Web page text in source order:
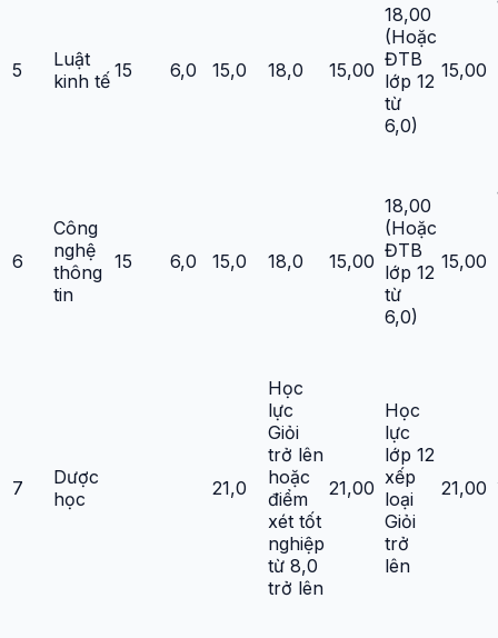
5
Luật
kinh tế 15 6,0 15,0 18,0 15,00
18,00
(Hoặc
ĐTB
lớp 12
từ
6,0)
15,00
6
Công
nghệ
thông
tin
15 6,0 15,0 18,0 15,00
18,00
(Hoặc
ĐTB
lớp 12
từ
6,0)
15,00
7
Dược
học
21,0
Học
lực
Giỏi
trở lên
hoặc
điểm
xét tốt
nghiệp
từ 8,0
trở lên
21,00
Học
lực
lớp 12
xếp
loại
Giỏi
trở
lên
21,00